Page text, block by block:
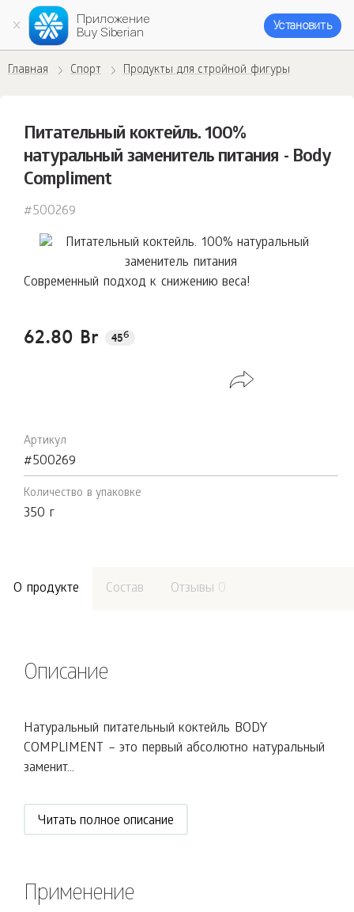
Приложение
Buy Siberian
Установить
Главная Спорт Продукты для стройной фигуры
Питательный коктейль. 100%
натуральный заменитель питания - Body
Compliment
#500269
Современный подход к снижению веса!
62.80 Br 45б
Артикул
#500269
Количество в упаковке
350 г
О продукте Состав Отзывы 0
Описание
Натуральный питательный коктейль BODY
COMPLIMENT – это первый абсолютно натуральный
заменит...
Читать полное описание
Применение